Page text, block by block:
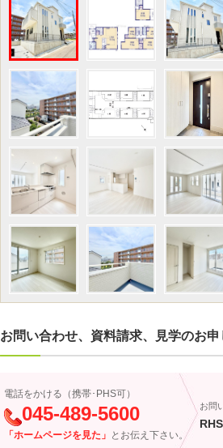
お問い合わせ、資料請求、見学のお
電話をかける（携帯･PHS可）
045-489-5600
「ホームページを見た」 とお伝え下さい。
お問